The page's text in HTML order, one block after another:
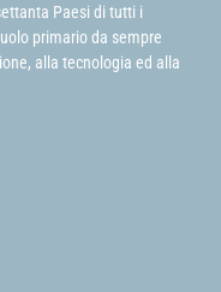
Paesi di tutti i
primario da sempre
alla tecnologia ed alla